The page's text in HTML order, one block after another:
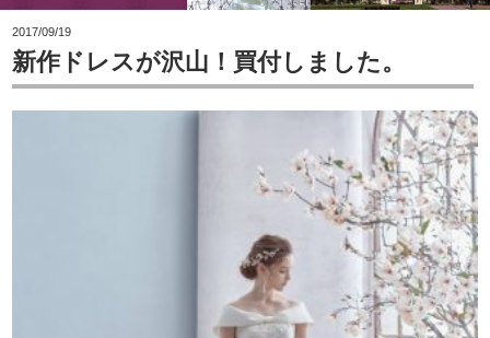
2017/09/19
新作ドレスが沢山！買付しました。